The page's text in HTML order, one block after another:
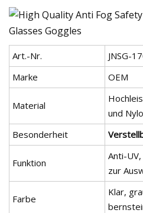
Art.-Nr.
JNSG-
Marke
OEM
Material
und
Besonderheit
Funktion
Anti-
zur
Farbe
Klar,